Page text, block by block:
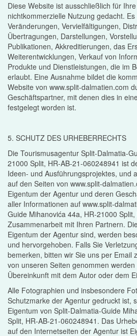
Diese Website ist ausschließlich für
nichtkommerzielle Nutzung gedacht.
Veränderungen, Vervielfältigungen,
Übertragungen, Darstellungen,
Publikationen, Akkreditierungen, das
Weiterentwicklungen, Verkauf von
Produkte und Dienstleistungen, die im
erlaubt. Eine Ausnahme bildet die
Website von www.split-dalmatien.com
Geschäftspartner, mit denen dies in
festgelegt worden ist.
5. SCHUTZ DES URHEBERRECHTS
Die Tourismusagentur Split-Dalmatia-
21000 Split, HR-AB-21-060248941 ist
Ideen- und Ausführungsprojektes, und
auf den Seiten von www.split-
Eigentum der Agentur und deren
aller Informationen auf www.split-
Guide Mihanovića 44a, HR-21000
Zusammenarbeit mit Ihren Partnern.
Eigentum der Agentur sind, werden
und hervorgehoben. Falls Sie
bemerken, bitten wir Sie uns per Email
von unseren Seiten genommen
Übereinkunft mit dem Autor oder dem
Alle Fotographien und insbesondere
Schutzmarke der Agentur gedruckt ist,
Eigentum von Split-Dalmatia-Guide
Split, HR-AB-21-060248941. Das
auf den Internetseiten der Agentur ist